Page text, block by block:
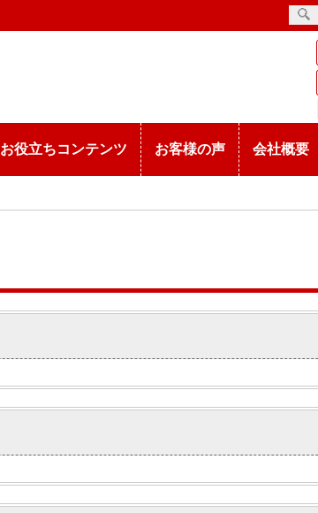
お役立ちコンテンツ お客様の声 会社概要